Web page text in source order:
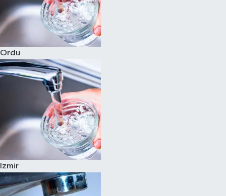
Ordu
Izmir